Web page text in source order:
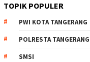
TOPIK POPULER
PWI KOTA TANGERANG
POLRESTA TANGERANG
SMSI